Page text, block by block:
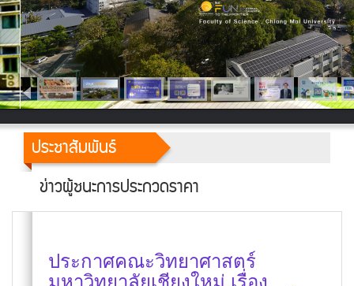
ประชาสัมพันธ์
ข่าวผู้ชนะการประกวดราคา
ประกาศคณะวิทยาศาสตร์
มหาวิทยาลัยเชียงใหม่ เรื่อง